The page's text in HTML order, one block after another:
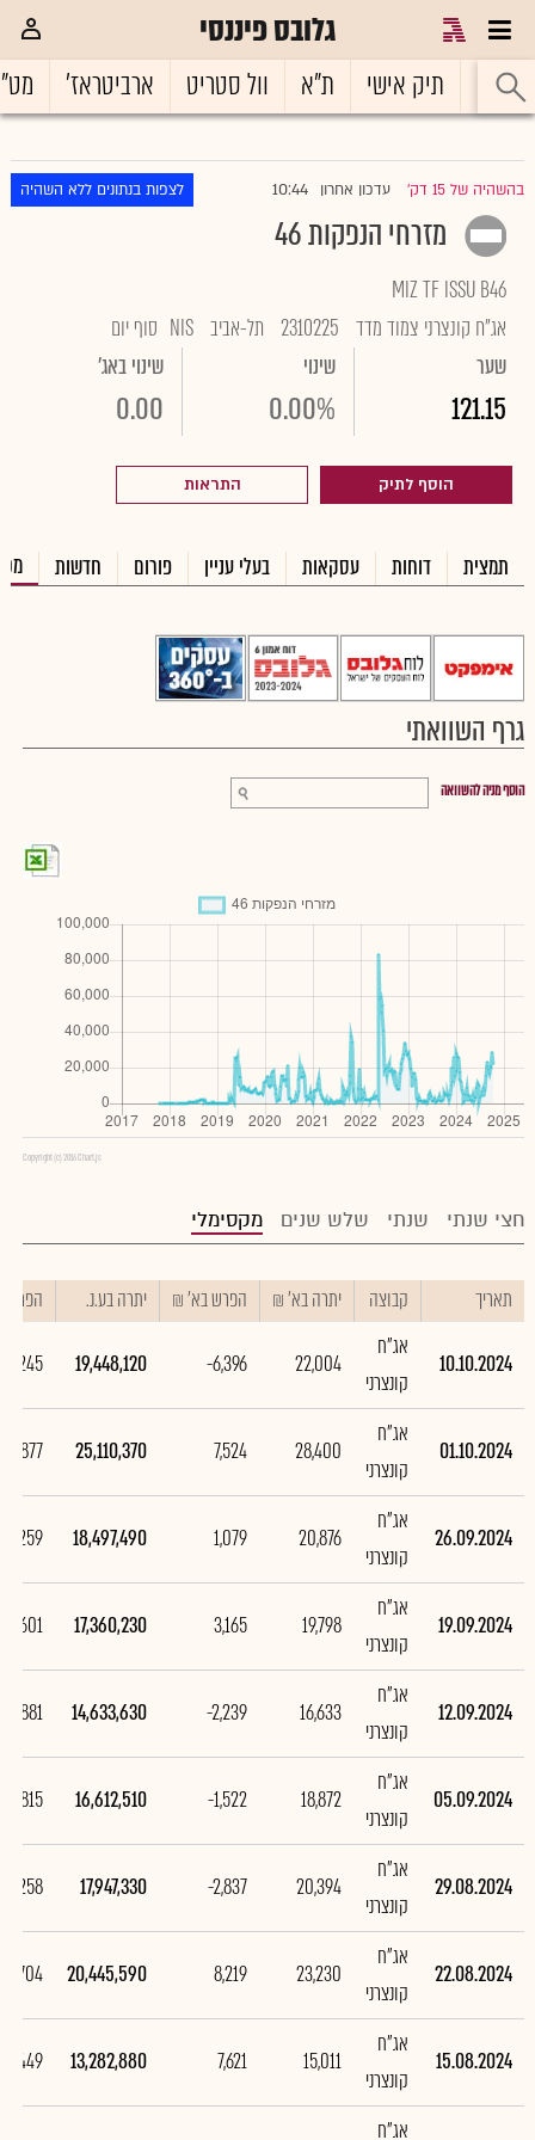
גלובס פיננסי
ראשי תיק אישי ת"א וול סטריט ארביטראז'
בהשהיה של 15 דק' עדכון אחרון 10:44 לצפות בנתונים ללא השהיה
מזרחי הנפקות 46
MIZ TF ISSU B46
אג"ח קונצרני צמוד מדד 2310225 תל-אביב NIS סוף יום
שער
121.15
שינוי
0.00%
שינוי באג'
0.00
הוסף לתיק התראות
תמצית דוחות עסקאות בעלי עניין פורום חדשות
גרף השוואתי
הוסף מניה להשוואה
Copyright (c) 2016 Chart.js
חצי שנתי שנתי שלש שנים מקסימלי
תאריך קבוצה יתרה בא' ₪ הפרש בא' ₪ יתרה בע.נ. הפרש
10.10.2024
אג"ח
קונצרני
22,004
-6,396
19,448,120
01.10.2024
אג"ח
קונצרני
28,400
7,524
25,110,370
26.09.2024
אג"ח
קונצרני
20,876
1,079
18,497,490
19.09.2024
אג"ח
קונצרני
19,798
3,165
17,360,230
12.09.2024
אג"ח
קונצרני
16,633
-2,239
14,633,630
05.09.2024
אג"ח
קונצרני
18,872
-1,522
16,612,510
29.08.2024
אג"ח
קונצרני
20,394
-2,837
17,947,330
22.08.2024
אג"ח
קונצרני
23,230
8,219
20,445,590
15.08.2024
אג"ח
קונצרני
15,011
7,621
13,282,880
אג"ח